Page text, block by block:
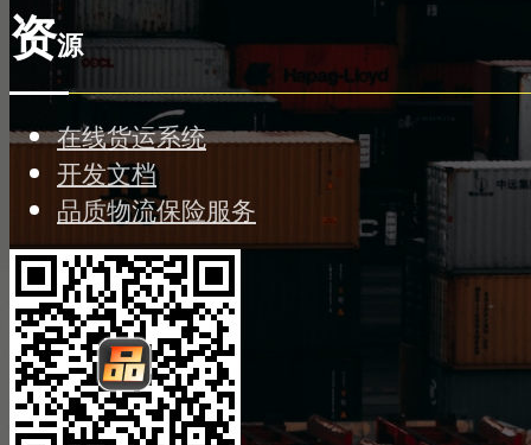
资源
在线货运系统
开发文档
品质物流保险服务